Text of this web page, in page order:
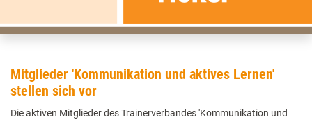
Mitglieder 'Kommunikation und aktives Lernen'
stellen sich vor
Die aktiven Mitglieder des Trainerverbandes 'Kommunikation und